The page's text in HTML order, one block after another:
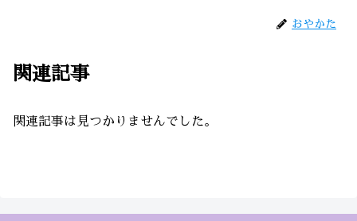
おやかた
関連記事
関連記事は見つかりませんでした。